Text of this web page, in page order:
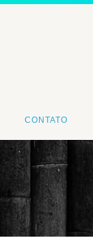
CONTATO